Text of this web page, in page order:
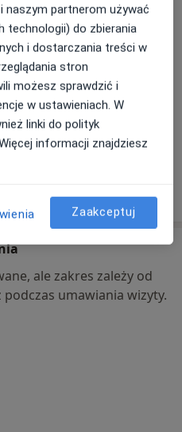
mapę
otwiera się w nowej karcie
umawiać wizyt przez
o adresie
ale zakres zależy od
podczas umawiania wizyty.
naszym partnerom używać
technologii) do zbierania
i dostarczania treści w
stron
możesz sprawdzić i
w ustawieniach. W
linki do polityk
informacji znajdziesz
Zaakceptuj